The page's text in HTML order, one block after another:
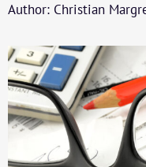
Author: Christian